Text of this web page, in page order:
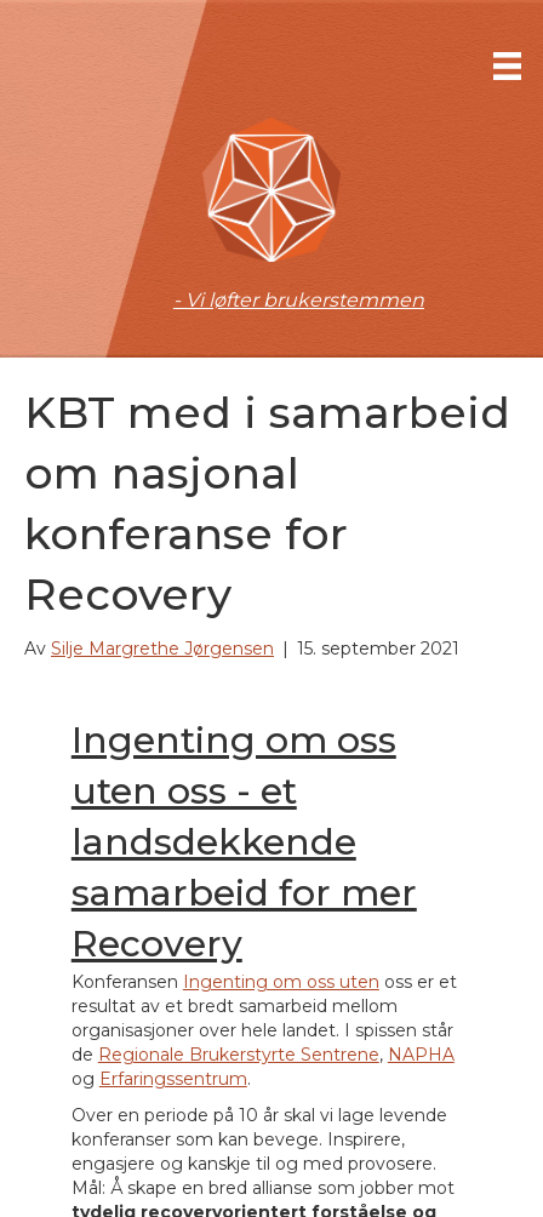
- Vi løfter brukerstemmen
KBT med i samarbeid
om nasjonal
konferanse for
Recovery
Av Silje Margrethe Jørgensen | 15. september 2021
Ingenting om oss
uten oss - et
landsdekkende
samarbeid for mer
Recovery
Konferansen Ingenting om oss uten oss er et
resultat av et bredt samarbeid mellom
organisasjoner over hele landet. I spissen står
de Regionale Brukerstyrte Sentrene, NAPHA
og Erfaringssentrum.
Over en periode på 10 år skal vi lage levende
konferanser som kan bevege. Inspirere,
engasjere og kanskje til og med provosere.
Mål: Å skape en bred allianse som jobber mot
tydelig recoveryorientert forståelse og